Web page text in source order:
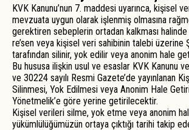
KVK Kanunu’nun 7. maddesi uyarınca, kişisel
mevzuata uygun olarak işlenmiş olmasına
gerektiren sebeplerin ortadan kalkması
re’sen veya kişisel veri sahibinin talebi üzerine
tarafından silinir, yok edilir veya anonim hale
Bu hususa ilişkin usul ve esaslar KVK Kanunu
ve 30224 sayılı Resmi Gazete’de yayınlanan
Silinmesi, Yok Edilmesi veya Anonim Hale
Yönetmelik’e göre yerine getirilecektir.
Kişisel verileri silme, yok etme veya anonim
yükümlülüğümüzün ortaya çıktığı tarihi takip